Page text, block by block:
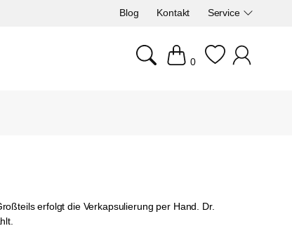
Blog Kontakt Service
0
erfolgt die Verkapsulierung per Hand. Dr.